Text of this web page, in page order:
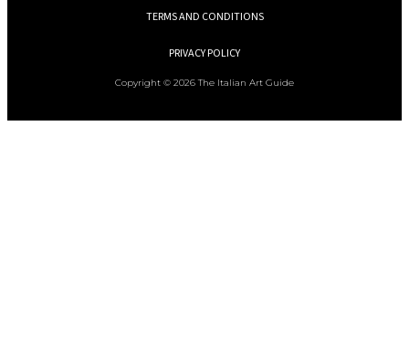
TERMS AND CONDITIONS
PRIVACY POLICY
Copyright © 2026 The Italian Art Guide